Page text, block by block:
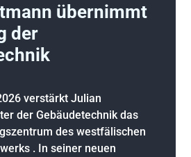
übernimmt
der
verstärkt Julian
der Gebäudetechnik das
des westfälischen
. In seiner neuen